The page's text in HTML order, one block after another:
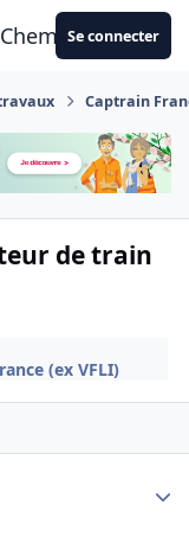
Se connecter
Captrain
de train
(ex VFLI)